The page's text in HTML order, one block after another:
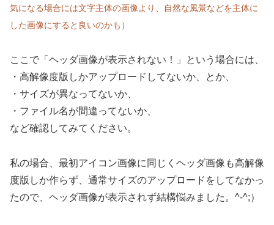
気になる場合には文字主体の画像より、自然な風景などを主体に
した画像にすると良いのかも）
ここで「ヘッダ画像が表示されない！」という場合には、
・高解像度版しかアップロードしてないか、とか、
・サイズが異なってないか、
・ファイル名が間違ってないか、
など確認してみてください。
私の場合、最初アイコン画像に同じくヘッダ画像も高解像
度版しか作らず、通常サイズのアップロードをしてなかっ
たので、ヘッダ画像が表示されず結構悩みました。^-^;）